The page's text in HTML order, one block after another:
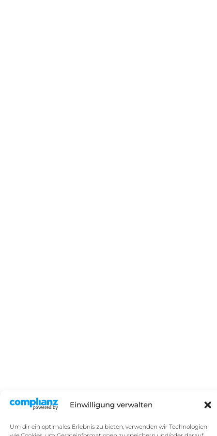
Einwilligung verwalten
Um dir ein optimales Erlebnis zu bieten, verwenden wir Technologien